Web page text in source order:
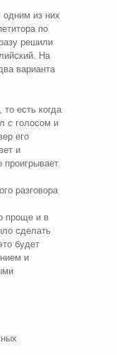
из них
по
решили
На
варианта
есть когда
с голосом и
его
и
проигрывает.
разговора
проще и в
сделать
будет
и